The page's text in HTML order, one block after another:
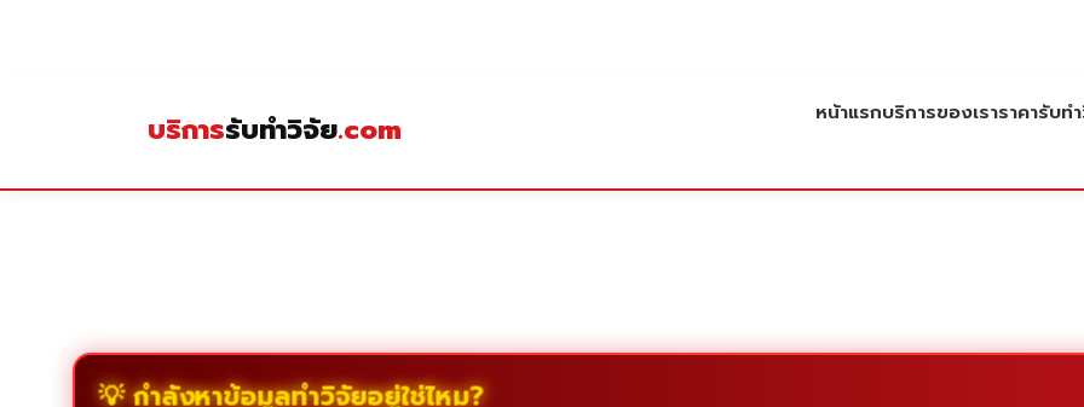
บริการรับทำวิจัย.com หน้าแรกบริการของเราราคารับท
💡 กำลังหาข้อมูลทำวิจัยอยู่ใช่ไหม?